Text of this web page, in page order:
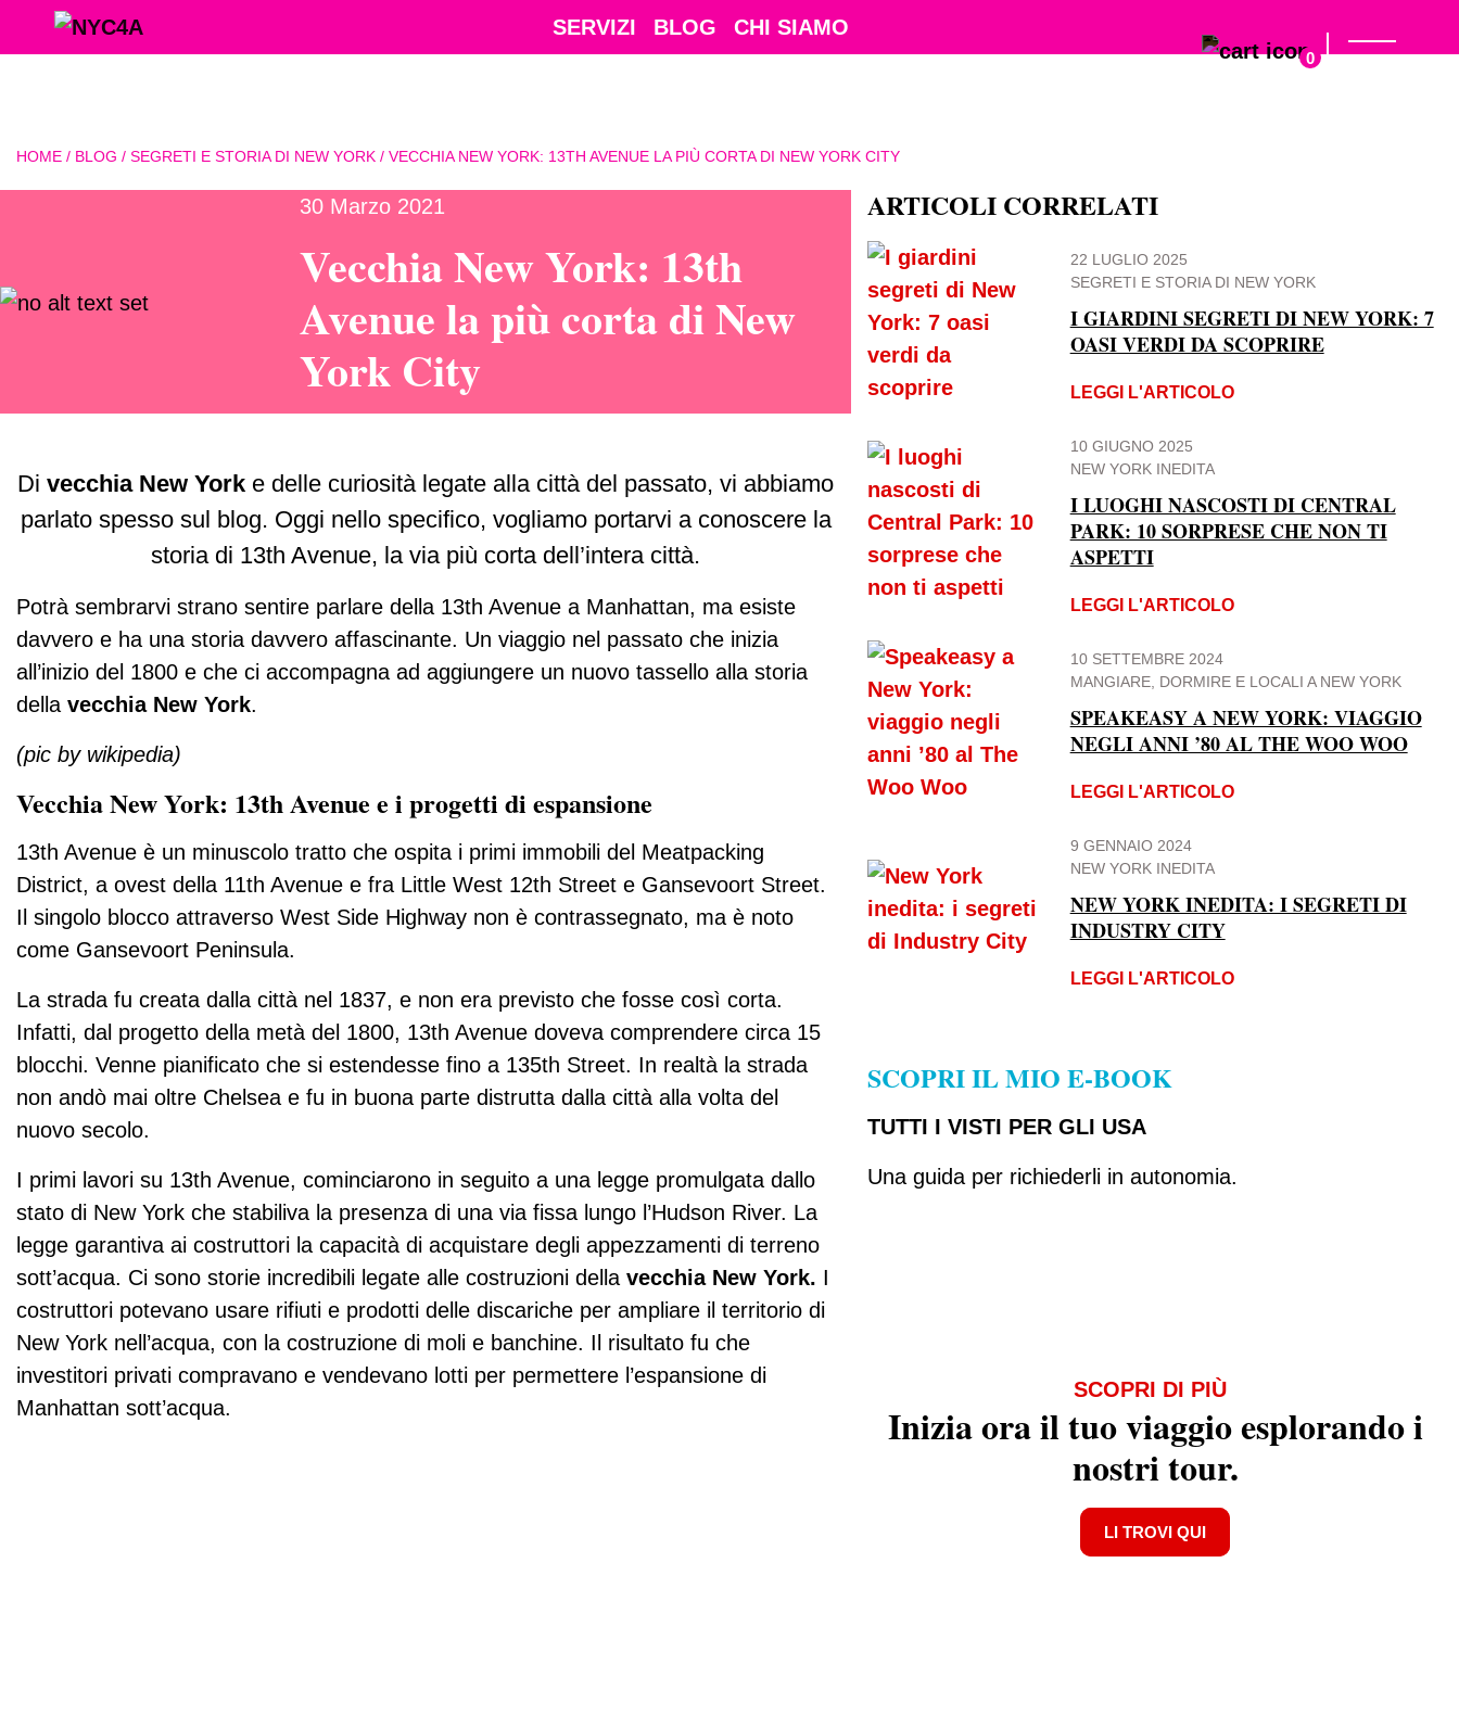
SERVIZI BLOG CHI SIAMO
0
HOME / BLOG / SEGRETI E STORIA DI NEW YORK / VECCHIA NEW YORK: 13TH AVENUE LA PIÙ CORTA DI NEW YORK CITY
30 Marzo 2021
Vecchia New York: 13th
Avenue la più corta di New
York City
Di vecchia New York e delle curiosità legate alla città del passato, vi abbiamo
parlato spesso sul blog. Oggi nello specifico, vogliamo portarvi a conoscere la
storia di 13th Avenue, la via più corta dell’intera città.
Potrà sembrarvi strano sentire parlare della 13th Avenue a Manhattan, ma esiste
davvero e ha una storia davvero affascinante. Un viaggio nel passato che inizia
all’inizio del 1800 e che ci accompagna ad aggiungere un nuovo tassello alla storia
della vecchia New York.
(pic by wikipedia)
Vecchia New York: 13th Avenue e i progetti di espansione
13th Avenue è un minuscolo tratto che ospita i primi immobili del Meatpacking
District, a ovest della 11th Avenue e fra Little West 12th Street e Gansevoort Street.
Il singolo blocco attraverso West Side Highway non è contrassegnato, ma è noto
come Gansevoort Peninsula.
La strada fu creata dalla città nel 1837, e non era previsto che fosse così corta.
Infatti, dal progetto della metà del 1800, 13th Avenue doveva comprendere circa 15
blocchi. Venne pianificato che si estendesse fino a 135th Street. In realtà la strada
non andò mai oltre Chelsea e fu in buona parte distrutta dalla città alla volta del
nuovo secolo.
I primi lavori su 13th Avenue, cominciarono in seguito a una legge promulgata dallo
stato di New York che stabiliva la presenza di una via fissa lungo l’Hudson River. La
legge garantiva ai costruttori la capacità di acquistare degli appezzamenti di terreno
sott’acqua. Ci sono storie incredibili legate alle costruzioni della vecchia New York. I
costruttori potevano usare rifiuti e prodotti delle discariche per ampliare il territorio di
New York nell’acqua, con la costruzione di moli e banchine. Il risultato fu che
investitori privati compravano e vendevano lotti per permettere l’espansione di
Manhattan sott’acqua.
ARTICOLI CORRELATI
22 LUGLIO 2025
SEGRETI E STORIA DI NEW YORK
I GIARDINI SEGRETI DI NEW YORK: 7
OASI VERDI DA SCOPRIRE
LEGGI L'ARTICOLO
10 GIUGNO 2025
NEW YORK INEDITA
I LUOGHI NASCOSTI DI CENTRAL
PARK: 10 SORPRESE CHE NON TI
ASPETTI
LEGGI L'ARTICOLO
10 SETTEMBRE 2024
MANGIARE, DORMIRE E LOCALI A NEW YORK
SPEAKEASY A NEW YORK: VIAGGIO
NEGLI ANNI ’80 AL THE WOO WOO
LEGGI L'ARTICOLO
9 GENNAIO 2024
NEW YORK INEDITA
NEW YORK INEDITA: I SEGRETI DI
INDUSTRY CITY
LEGGI L'ARTICOLO
SCOPRI IL MIO E-BOOK
TUTTI I VISTI PER GLI USA
Una guida per richiederli in autonomia.
SCOPRI DI PIÙ
Inizia ora il tuo viaggio esplorando i
nostri tour.
LI TROVI QUI